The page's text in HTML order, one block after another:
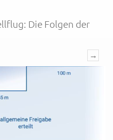
Die Folgen der
→